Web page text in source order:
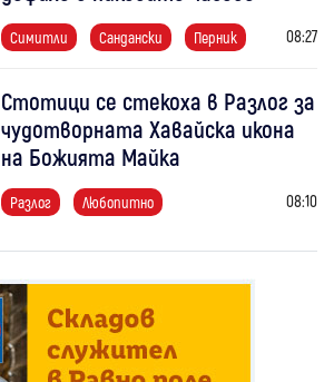
Симитли Сандански Перник 08:27
Стотици се стекоха в Разлог за
чудотворната Хавайска икона
на Божията Майка
Разлог Любопитно 08:10